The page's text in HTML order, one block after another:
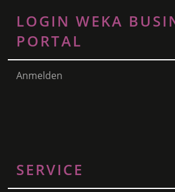
LOGIN WEKA
PORTAL
Anmelden
SERVICE